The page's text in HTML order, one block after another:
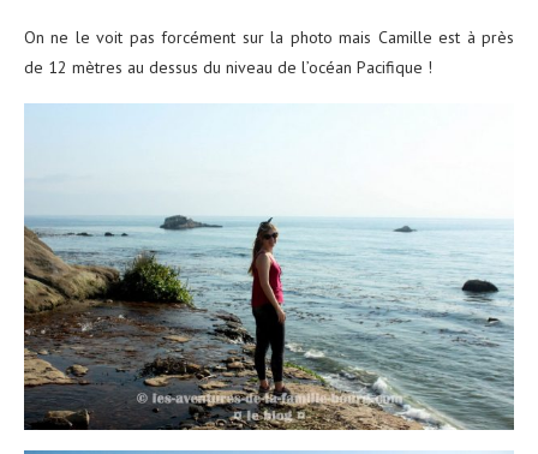
On ne le voit pas forcément sur la photo mais Camille est à près
de 12 mètres au dessus du niveau de l’océan Pacifique !